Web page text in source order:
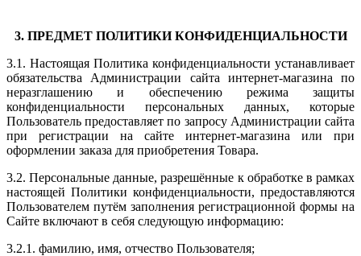
3. ПРЕДМЕТ ПОЛИТИКИ КОНФИДЕНЦИАЛЬНОСТИ
3.1. Настоящая Политика конфиденциальности устанавливает
обязательства Администрации сайта интернет-магазина по
неразглашению и обеспечению режима защиты
конфиденциальности персональных данных, которые
Пользователь предоставляет по запросу Администрации сайта
при регистрации на сайте интернет-магазина или при
оформлении заказа для приобретения Товара.
3.2. Персональные данные, разрешённые к обработке в рамках
настоящей Политики конфиденциальности, предоставляются
Пользователем путём заполнения регистрационной формы на
Сайте включают в себя следующую информацию:
3.2.1. фамилию, имя, отчество Пользователя;